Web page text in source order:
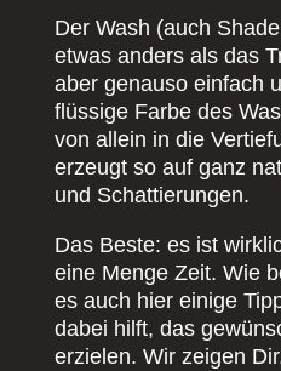
Der Wash (auch
etwas anders als das
aber genauso einfach
flüssige Farbe des
von allein in die
erzeugt so auf ganz
und Schattierungen.
Das Beste: es ist
eine Menge Zeit. Wie
es auch hier einige
dabei hilft, das
erzielen. Wir zeigen